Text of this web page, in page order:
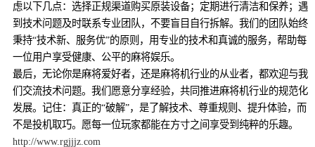
虑以下几点：选择正规渠道购买原装设备；定期进行清洁和保养；遇
到技术问题及时联系专业团队，不要盲目自行拆解。我们的团队始终
秉持“技术新、服务优”的原则，用专业的技术和真诚的服务，帮助每
一位用户享受健康、公平的麻将娱乐。
最后，无论你是麻将爱好者，还是麻将机行业的从业者，都欢迎与我
们交流技术问题。我们愿意分享经验，共同推进麻将机行业的规范化
发展。记住：真正的“破解”，是了解技术、尊重规则、提升体验，而
不是投机取巧。愿每一位玩家都能在方寸之间享受到纯粹的乐趣。
http://www.rgjjjz.com